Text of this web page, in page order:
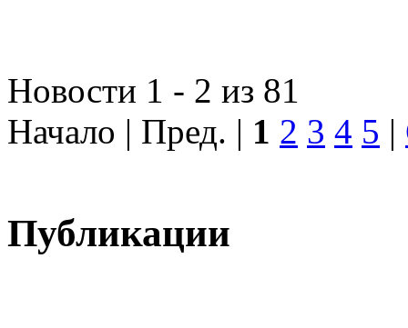
Новости 1 - 2 из 81
Начало | Пред. | 1 2 3 4 5 |
Публикации